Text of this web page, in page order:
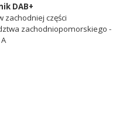
DAB+
zachodniej części
zachodniopomorskiego -